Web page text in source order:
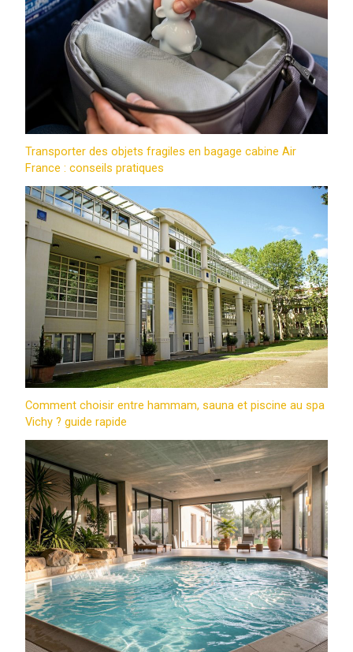
Transporter des objets fragiles en bagage cabine Air
France : conseils pratiques
Comment choisir entre hammam, sauna et piscine au spa
Vichy ? guide rapide